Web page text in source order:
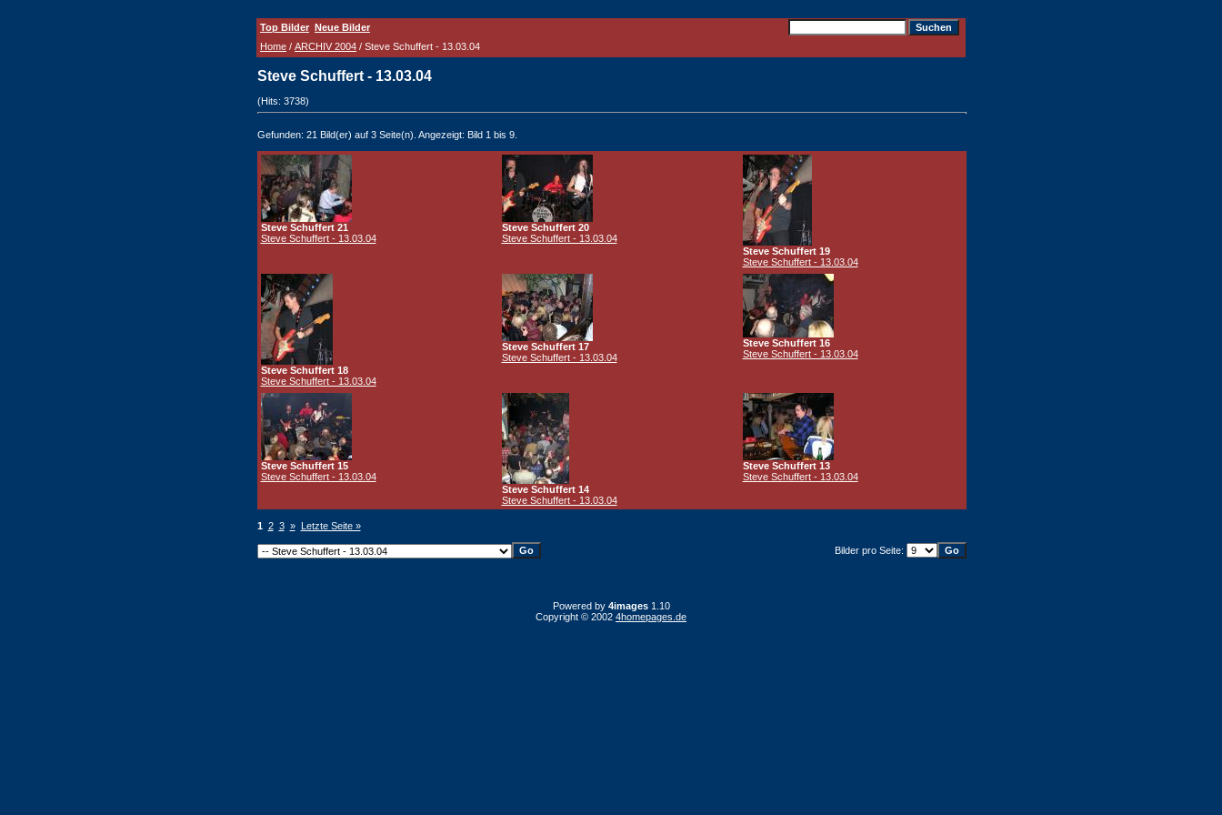
Top Bilder Neue Bilder
Home / ARCHIV 2004 / Steve Schuffert - 13.03.04
Steve Schuffert - 13.03.04
(Hits: 3738)
Gefunden: 21 Bild(er) auf 3 Seite(n). Angezeigt: Bild 1 bis 9.
Steve Schuffert 21
Steve Schuffert - 13.03.04
Steve Schuffert 20
Steve Schuffert - 13.03.04
Steve Schuffert 19
Steve Schuffert - 13.03.04
Steve Schuffert 18
Steve Schuffert - 13.03.04
Steve Schuffert 17
Steve Schuffert - 13.03.04
Steve Schuffert 16
Steve Schuffert - 13.03.04
Steve Schuffert 15
Steve Schuffert - 13.03.04
Steve Schuffert 14
Steve Schuffert - 13.03.04
Steve Schuffert 13
Steve Schuffert - 13.03.04
1 2 3 » Letzte Seite »
Bilder pro Seite:
Powered by 4images1.10
Copyright © 2002 4homepages.de